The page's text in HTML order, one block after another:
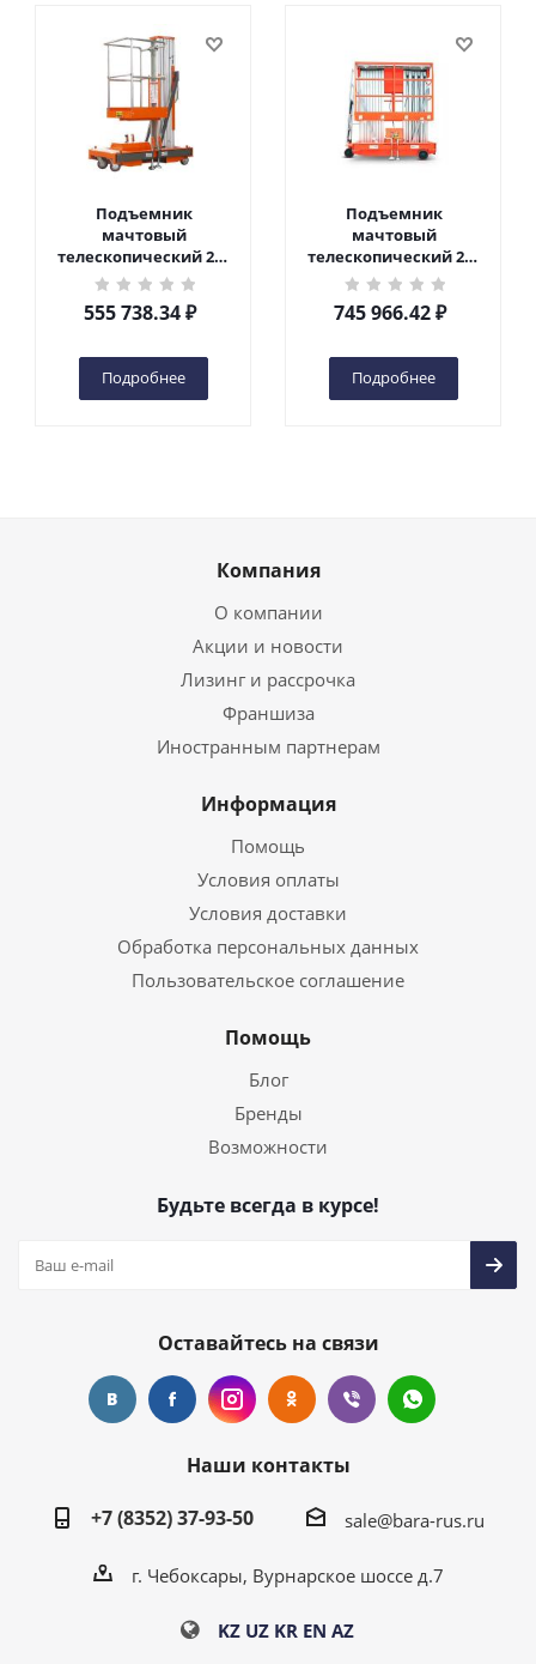
Подъемник
мачтовый
телескопический 200
кг 6 м TOR GTWY6-200S
DC 2-мачтовый
(автономный) (G) в
555 738.34₽
Подробнее
Подъемник
мачтовый
телескопический 200
кг 10 м TOR GTWY10-
200S DC 2-мачтовый
(автономный) (N) в
745 966.42₽
Подробнее
Компания
О компании
Акции и новости
Лизинг и рассрочка
Франшиза
Иностранным партнерам
Информация
Помощь
Условия оплаты
Условия доставки
Обработка персональных данных
Пользовательское соглашение
Помощь
Блог
Бренды
Возможности
Будьте всегда в курсе!
Оставайтесь на связи
Наши контакты
+7 (8352) 37-93-50
sale@bara-rus.ru
г. Чебоксары, Вурнарское шоссе д.7
KZ UZ KR EN AZ